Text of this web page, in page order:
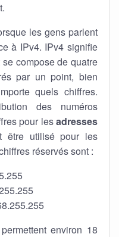
les gens parlent
à IPv4. IPv4 signifie
compose de quatre
par un point, bien
quels chiffres.
des numéros
pour lesadresses
être utilisé pour les
réservés sont :
environ 18